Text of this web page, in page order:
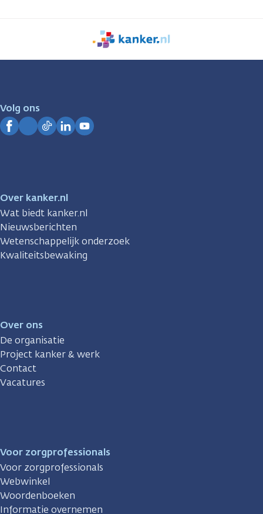
We
zijn
Volg ons
Over kanker.nl
Wat biedt kanker.nl
Nieuwsberichten
Wetenschappelijk onderzoek
Kwaliteitsbewaking
Over ons
De organisatie
Project kanker & werk
Contact
Vacatures
Voor zorgprofessionals
Voor zorgprofessionals
Webwinkel
Woordenboeken
Informatie overnemen